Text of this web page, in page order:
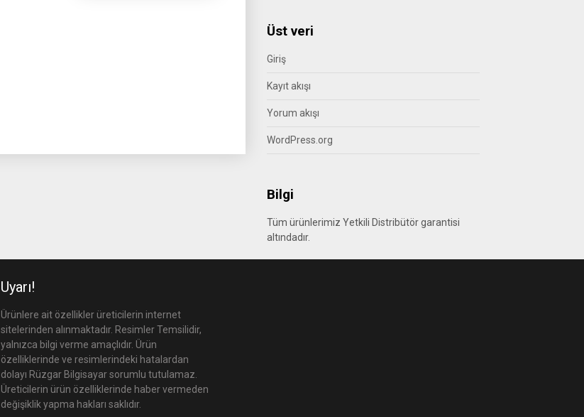
Üst veri
Giriş
Kayıt akışı
Yorum akışı
WordPress.org
Bilgi
Tüm ürünlerimiz Yetkili Distribütör garantisi
altındadır.
Uyarı!
Ürünlere ait özellikler üreticilerin internet
sitelerinden alınmaktadır. Resimler Temsilidir,
yalnızca bilgi verme amaçlıdır. Ürün
özelliklerinde ve resimlerindeki hatalardan
dolayı Rüzgar Bilgisayar sorumlu tutulamaz.
Üreticilerin ürün özelliklerinde haber vermeden
değişiklik yapma hakları saklıdır.